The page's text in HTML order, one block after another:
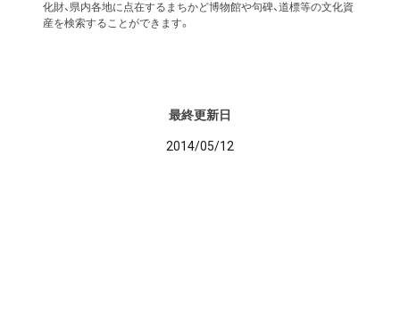
化財、県内各地に点在するまちかど博物館や句碑、道標等の文化資
産を検索することができます。
最終更新日
2014/05/12